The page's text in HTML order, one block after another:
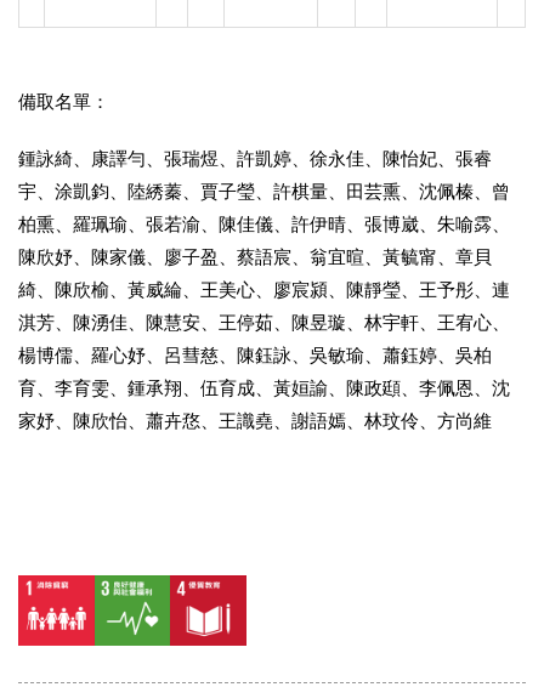
備取名單：
鍾詠綺、康譯勻、張瑞煜、許凱婷、徐永佳、陳怡妃、張睿
宇、涂凱鈞、陸綉蓁、賈子瑩、許棋量、田芸熏、沈佩榛、曾
柏熏、羅珮瑜、張若渝、陳佳儀、許伊晴、張博崴、朱喻霠、
陳欣妤、陳家儀、廖子盈、蔡語宸、翁宜暄、黃毓甯、章貝
綺、陳欣榆、黃威綸、王美心、廖宸潁、陳靜瑩、王予彤、連
淇芳、陳湧佳、陳慧安、王停茹、陳昱璇、林宇軒、王宥心、
楊博儒、羅心妤、呂彗慈、陳鈺詠、吳敏瑜、蕭鈺婷、吳柏
育、李育雯、鍾承翔、伍育成、黃姮諭、陳政頲、李佩恩、沈
家妤、陳欣怡、蕭卉㤵、王識堯、謝語嫣、林玟伶、方尚維